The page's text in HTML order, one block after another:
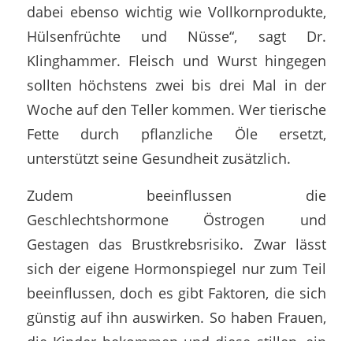
dabei ebenso wichtig wie Vollkornprodukte,
Hülsenfrüchte und Nüsse“, sagt Dr.
Klinghammer. Fleisch und Wurst hingegen
sollten höchstens zwei bis drei Mal in der
Woche auf den Teller kommen. Wer tierische
Fette durch pflanzliche Öle ersetzt,
unterstützt seine Gesundheit zusätzlich.
Zudem beeinflussen die
Geschlechtshormone Östrogen und
Gestagen das Brustkrebsrisiko. Zwar lässt
sich der eigene Hormonspiegel nur zum Teil
beeinflussen, doch es gibt Faktoren, die sich
günstig auf ihn auswirken. So haben Frauen,